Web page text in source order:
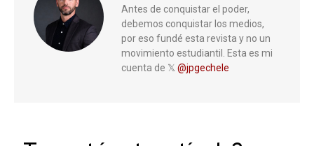
Antes de conquistar el poder,
debemos conquistar los medios,
por eso fundé esta revista y no un
movimiento estudiantil. Esta es mi
cuenta de 𝕏 @jpgechele